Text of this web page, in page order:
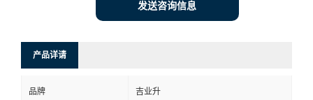
发送咨询信息
产品详请
品牌 吉业升